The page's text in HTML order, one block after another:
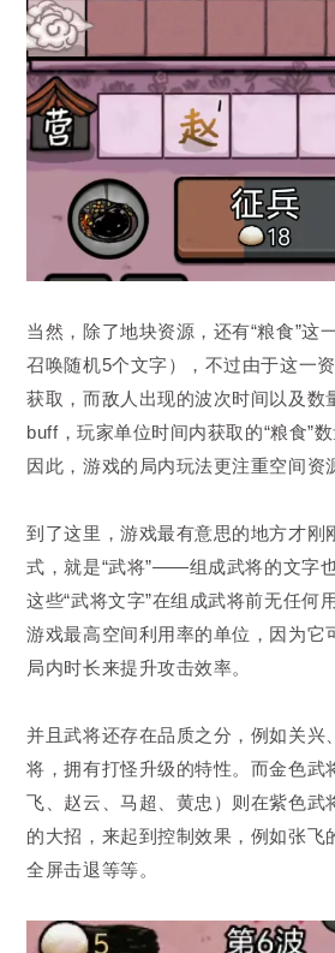
当然，除了地块资源，还有“粮食”这
召唤随机5个文字），不过由于这一
获取，而敌人出现的波次时间以及数
buff，玩家单位时间内获取的“粮食”
因此，游戏的局内玩法更注重空间资
到了这里，游戏最有意思的地方才刚
式，就是“武将”——组成武将的文字
这些“武将文字”在组成武将前无任何
游戏最高空间利用率的单位，因为它
局内时长来提升攻击效率。
并且武将还存在品质之分，例如关兴
将，拥有打怪升级的特性。而金色武
飞、赵云、马超、黄忠）则在紫色武
的大招，来起到控制效果，例如张飞
全屏击退等等。